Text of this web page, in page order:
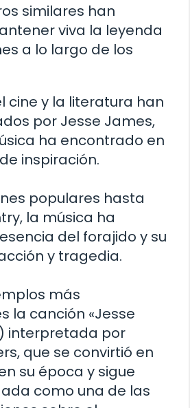
similares han
viva la leyenda
a lo largo de los
cine y la literatura han
por Jesse James,
ha encontrado en
inspiración.
populares hasta
la música ha
del forajido y su
y tragedia.
más
la canción «Jesse
interpretada por
que se convirtió en
su época y sigue
como una de las